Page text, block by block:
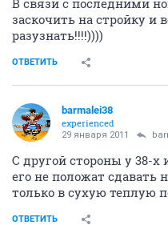
В связи с последними
заскочить на стройку и
разузнать!!!!))))
ОТВЕТИТЬ
barmalei38
experienced
29 января 2011
С другой стороны у 38-х
его не положат сдавать
только в сухую теплую
ОТВЕТИТЬ